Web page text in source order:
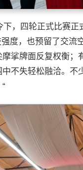
，四轮正式比赛
度，也预留了交
挲牌面反复权衡
不失轻松融洽。